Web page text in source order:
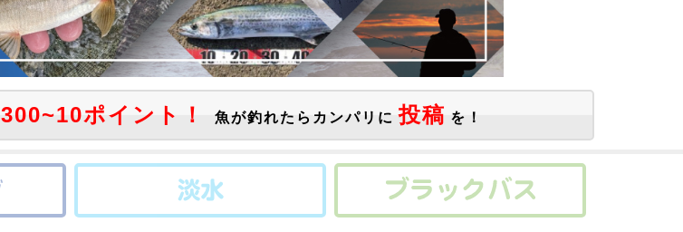
300~10ポイント！ 魚が釣れたらカンパリに 投稿 を！